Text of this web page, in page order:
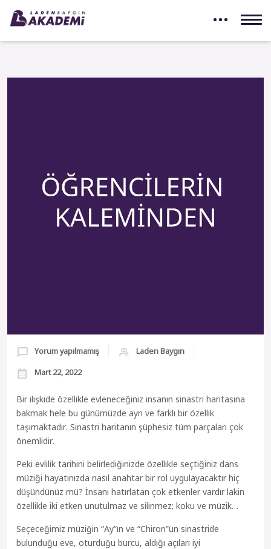
Yorum yapılmamış Laden Baygın
Mart 22, 2022
Bir ilişkide özellikle evleneceğiniz insanın sinastri haritasına
bakmak hele bu günümüzde ayrı ve farklı bir özellik
taşımaktadır. Sinastri haritanın şüphesiz tüm parçaları çok
önemlidir.
Peki evlilik tarihini belirlediğinizde özellikle seçtiğiniz dans
müziği hayatınızda nasıl anahtar bir rol uygulayacaktır hiç
düşündünüz mü? İnsanı hatırlatan çok etkenler vardır lakin
özellikle iki etken unutulmaz ve silinmez; koku ve müzik…
Seçeceğimiz müziğin “Ay”ın ve “Chiron”un sinastride
bulunduğu eve, oturduğu burcu, aldığı açıları iyi